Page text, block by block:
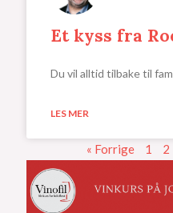
Et kyss fra
Du vil alltid tilbake til
LES MER
« Forrige 1 2